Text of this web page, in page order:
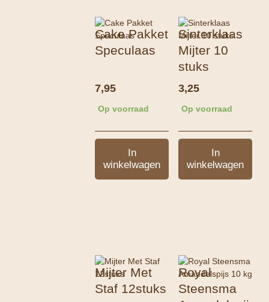
Cake Pakket
Speculaas
7,95
Op voorraad
In
winkelwagen
Sinterklaas
Mijter 10
stuks
3,25
Op voorraad
In
winkelwagen
Mijter Met
Staf 12stuks
Royal
Steensma